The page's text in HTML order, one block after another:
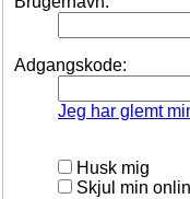
Adgangskode:
Jeg har glemt
Husk mig
Skjul min